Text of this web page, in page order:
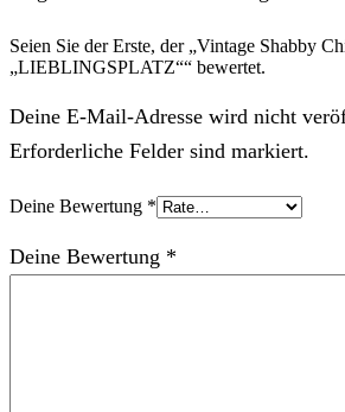
Seien Sie der Erste, der „Vintage Shabby
„LIEBLINGSPLATZ““ bewertet.
Deine E-Mail-Adresse wird nicht
Erforderliche Felder sind markiert.
Deine Bewertung *
Deine Bewertung *